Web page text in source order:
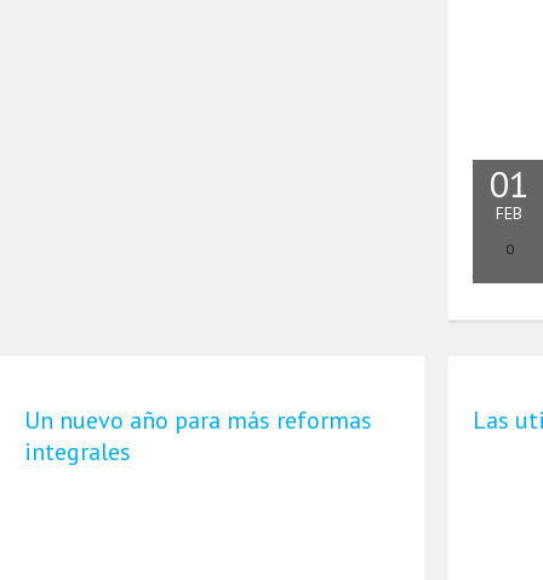
01
FEB
0
Un nuevo año para más reformas
integrales
Las